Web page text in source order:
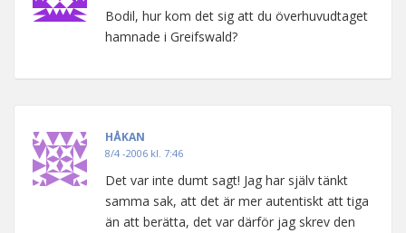
Bodil, hur kom det sig att du överhuvudtaget
hamnade i Greifswald?
HÅKAN
8/4 -2006 kl. 7:46
Det var inte dumt sagt! Jag har själv tänkt
samma sak, att det är mer autentiskt att tiga
än att berätta, det var därför jag skrev den